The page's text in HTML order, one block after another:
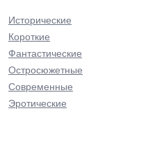
Исторические
Короткие
Фантастические
Остросюжетные
Современные
Эротические